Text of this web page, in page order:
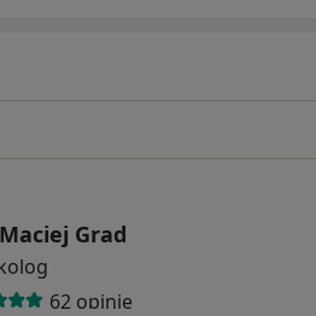
Grad
62 opinie